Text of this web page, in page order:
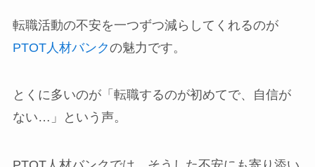
転職活動の不安を一つずつ減らしてくれるのが
PTOT人材バンクの魅力です。
とくに多いのが「転職するのが初めてで、自信が
ない…」という声。